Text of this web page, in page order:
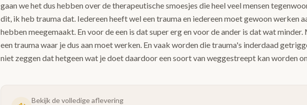
gaan we het dus hebben over de therapeutische smoesjes die heel veel mensen
dit, ik heb trauma dat. Iedereen heeft wel een trauma en iedereen moet gewoon werken
hebben meegemaakt. En voor de een is dat super erg en voor de ander is dat wat
een trauma waar je dus aan moet werken. En vaak worden die trauma's inderdaad
niet zeggen dat hetgeen wat je doet daardoor een soort van weggestreept kan worden
Bekijk de volledige aflevering